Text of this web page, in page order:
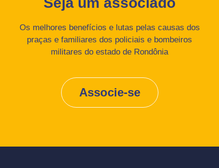
Os melhores benefícios e lutas pelas causas dos
praças e familiares dos policiais e bombeiros
militares do estado de Rondônia
Associe-se